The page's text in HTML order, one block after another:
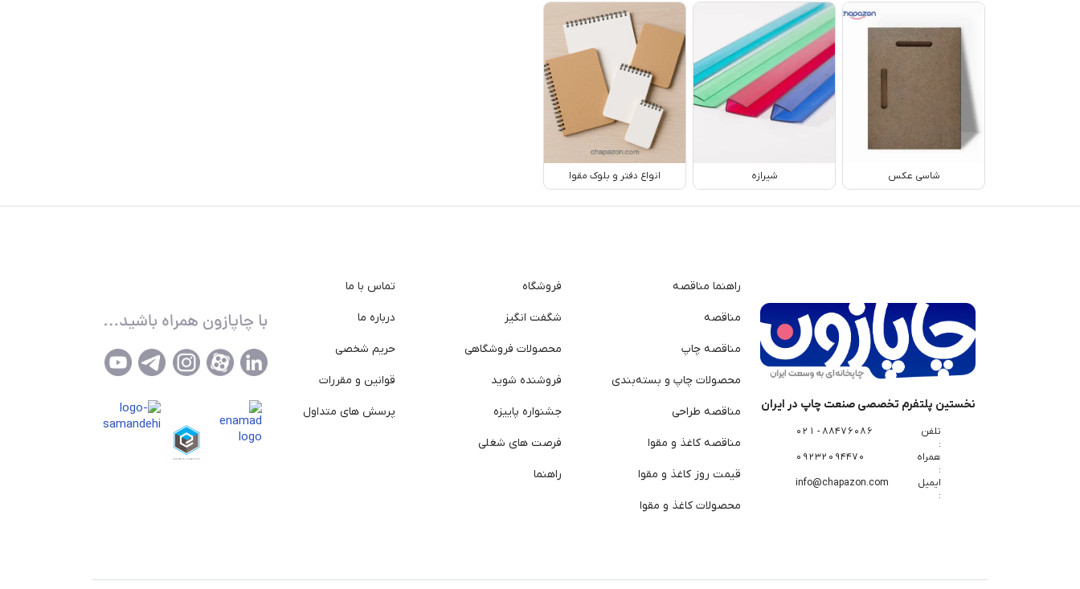
شاسی عکس شیرازه انواع دفتر و بلوک مقوا
نخستین پلتفرم تخصصی صنعت چاپ در ایران
تلفن
:
88476086 - 021
همراه
:
09232094470
ایمیل
:
info@chapazon.com
راهنما مناقصه
مناقصه
مناقصه چاپ
محصولات چاپ و بسته‌بندی
مناقصه طراحی
مناقصه کاغذ و مقوا
قیمت روز کاغذ و مقوا
محصولات کاغذ و مقوا
فروشگاه
شگفت انگیز
محصولات فروشگاهی
فروشنده شوید
جشنواره پاییزه
فرصت های شغلی
راهنما
تماس با ما
درباره ما
حریم شخصی
قوانین و مقررات
پرسش های متداول